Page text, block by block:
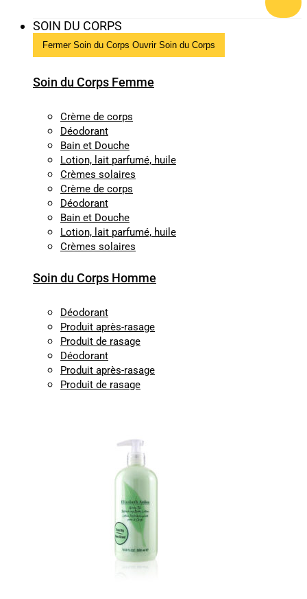
SOIN DU CORPS
Fermer Soin du Corps Ouvrir Soin du Corps
Soin du Corps Femme
Crème de corps
Déodorant
Bain et Douche
Lotion, lait parfumé, huile
Crèmes solaires
Crème de corps
Déodorant
Bain et Douche
Lotion, lait parfumé, huile
Crèmes solaires
Soin du Corps Homme
Déodorant
Produit après-rasage
Produit de rasage
Déodorant
Produit après-rasage
Produit de rasage